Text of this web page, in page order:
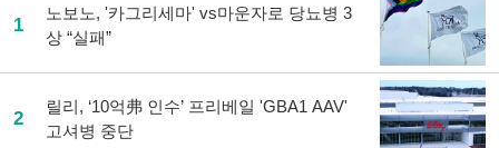
1
노보노, '카그리세마' vs마운자로 당뇨병 3
상 “실패”
2
릴리, ‘10억弗 인수’ 프리베일 'GBA1 AAV'
고셔병 중단